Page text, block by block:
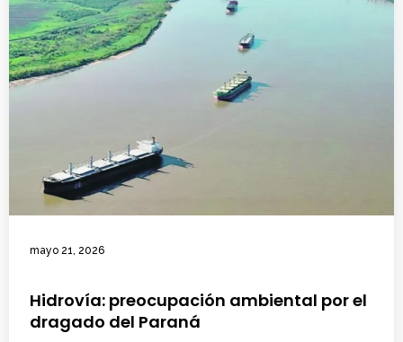
mayo 21, 2026
Hidrovía: preocupación ambiental por el
dragado del Paraná